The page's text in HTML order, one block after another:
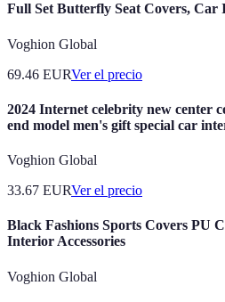
Full Set Butterfly Seat Covers, Car
Voghion Global
69.46 EURVer el precio
2024 Internet celebrity new center
end model men's gift special car
Voghion Global
33.67 EURVer el precio
Black Fashions Sports Covers PU
Interior Accessories
Voghion Global